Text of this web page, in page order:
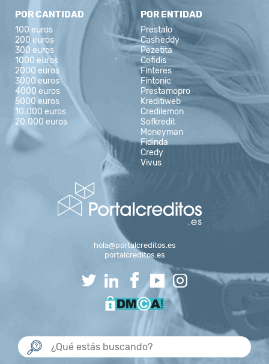
POR CANTIDAD
100 euros
200 euros
300 euros
1000 euros
2000 euros
3000 euros
4000 euros
5000 euros
10.000 euros
20.000 euros
POR ENTIDAD
Prestalo
Casheddy
Pezetita
Cofidis
Finteres
Fintonic
Prestamopro
Kreditiweb
Credilemon
Sofkredit
Moneyman
Fidinda
Credy
Vivus
hola@portalcreditos.es
portalcreditos.es